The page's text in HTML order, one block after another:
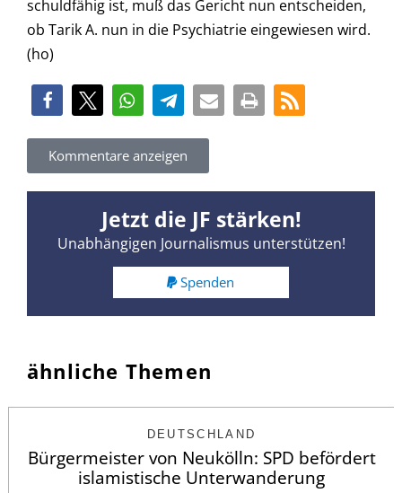
schuldfähig ist, muß das Gericht nun entscheiden,
ob Tarik A. nun in die Psychiatrie eingewiesen wird.
(ho)
Kommentare anzeigen
Jetzt die JF stärken!
Unabhängigen Journalismus unterstützen!
Spenden
ähnliche Themen
DEUTSCHLAND
Bürgermeister von Neukölln: SPD befördert
islamistische Unterwanderung